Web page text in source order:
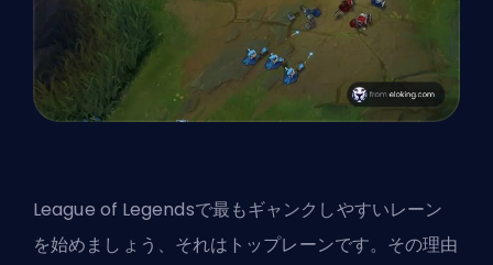
League of Legendsで最もギャンクしやすいレーン
を始めましょう、それはトップレーンです。その理由